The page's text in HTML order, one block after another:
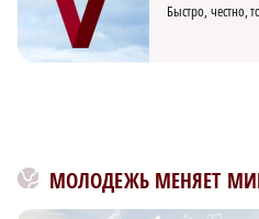
Быстро, честно,
МОЛОДЕЖЬ МЕНЯЕТ